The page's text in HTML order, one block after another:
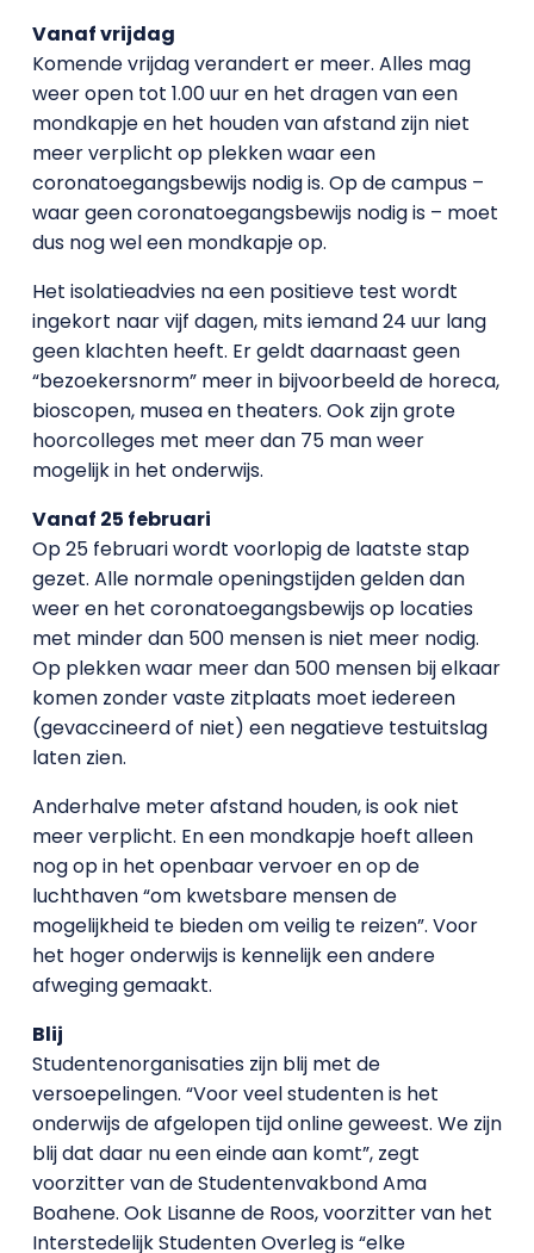
Vanaf vrijdag
Komende vrijdag verandert er meer. Alles mag
weer open tot 1.00 uur en het dragen van een
mondkapje en het houden van afstand zijn niet
meer verplicht op plekken waar een
coronatoegangsbewijs nodig is. Op de campus –
waar geen coronatoegangsbewijs nodig is – moet
dus nog wel een mondkapje op.
Het isolatieadvies na een positieve test wordt
ingekort naar vijf dagen, mits iemand 24 uur lang
geen klachten heeft. Er geldt daarnaast geen
“bezoekersnorm” meer in bijvoorbeeld de horeca,
bioscopen, musea en theaters. Ook zijn grote
hoorcolleges met meer dan 75 man weer
mogelijk in het onderwijs.
Vanaf 25 februari
Op 25 februari wordt voorlopig de laatste stap
gezet. Alle normale openingstijden gelden dan
weer en het coronatoegangsbewijs op locaties
met minder dan 500 mensen is niet meer nodig.
Op plekken waar meer dan 500 mensen bij elkaar
komen zonder vaste zitplaats moet iedereen
(gevaccineerd of niet) een negatieve testuitslag
laten zien.
Anderhalve meter afstand houden, is ook niet
meer verplicht. En een mondkapje hoeft alleen
nog op in het openbaar vervoer en op de
luchthaven “om kwetsbare mensen de
mogelijkheid te bieden om veilig te reizen”. Voor
het hoger onderwijs is kennelijk een andere
afweging gemaakt.
Blij
Studentenorganisaties zijn blij met de
versoepelingen. “Voor veel studenten is het
onderwijs de afgelopen tijd online geweest. We zijn
blij dat daar nu een einde aan komt”, zegt
voorzitter van de Studentenvakbond Ama
Boahene. Ook Lisanne de Roos, voorzitter van het
Interstedelijk Studenten Overleg is “elke